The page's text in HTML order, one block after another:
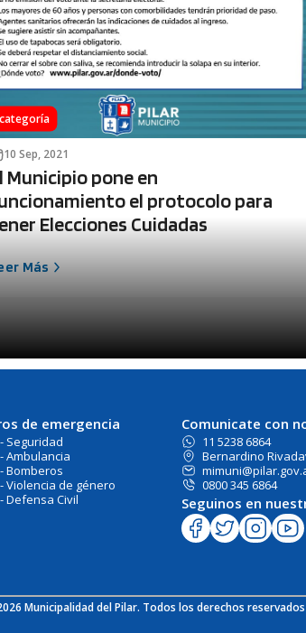
10 Sep, 2021
Municipio pone en
el protocolo para
Elecciones Cuidadas
Más
de emergencia
Seguridad
Ambulancia
Bomberos
Violencia de género
Defensa Civil
Comunicate con
11 5238 6864
Bernardino
0800 345 6864
Seguinos en
Municipalidad del Pilar. Todos los derechos reservados